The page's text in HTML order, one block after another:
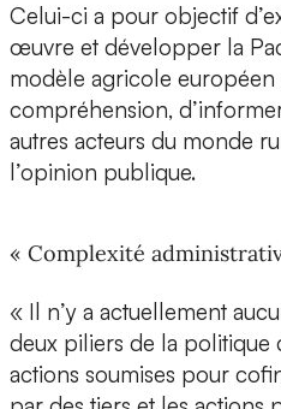
Celui-ci a pour objectif
œuvre et développer la
modèle agricole européen
compréhension,
autres acteurs du monde
l’opinion publique.
« Complexité
« Il n’y a actuellement
deux piliers de la politique
actions soumises pour